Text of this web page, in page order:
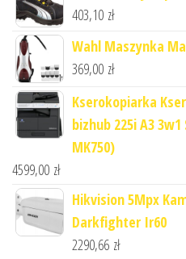
403,10 zł
Wahl Maszynka
369,00 zł
Kserokopiarka
bizhub 225i A3 3w1
MK750)
4599,00 zł
Hikvision 5Mpx
Darkfighter Ir60
2290,66 zł